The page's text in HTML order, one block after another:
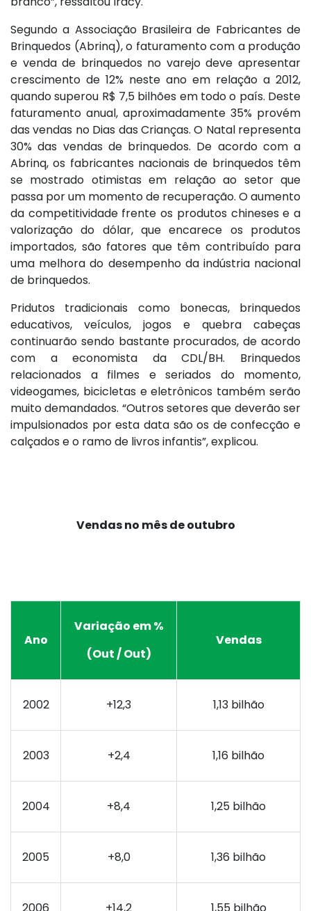
Segundo a Associação Brasileira de Fabricantes de
Brinquedos (Abrinq), o faturamento com a produção
e venda de brinquedos no varejo deve apresentar
crescimento de 12% neste ano em relação a 2012,
quando superou R$ 7,5 bilhões em todo o país. Deste
faturamento anual, aproximadamente 35% provém
das vendas no Dias das Crianças. O Natal representa
30% das vendas de brinquedos. De acordo com a
Abrinq, os fabricantes nacionais de brinquedos têm
se mostrado otimistas em relação ao setor que
passa por um momento de recuperação. O aumento
da competitividade frente os produtos chineses e a
valorização do dólar, que encarece os produtos
importados, são fatores que têm contribuído para
uma melhora do desempenho da indústria nacional
de brinquedos.
Pridutos tradicionais como bonecas, brinquedos
educativos, veículos, jogos e quebra cabeças
continuarão sendo bastante procurados, de acordo
com a economista da CDL/BH. Brinquedos
relacionados a filmes e seriados do momento,
videogames, bicicletas e eletrônicos também serão
muito demandados. “Outros setores que deverão ser
impulsionados por esta data são os de confecção e
calçados e o ramo de livros infantis”, explicou.
Vendas no mês de outubro
Ano
Variação em %
(Out / Out)
Vendas
2002 +12,3 1,13 bilhão
2003 +2,4 1,16 bilhão
2004 +8,4 1,25 bilhão
2005 +8,0 1,36 bilhão